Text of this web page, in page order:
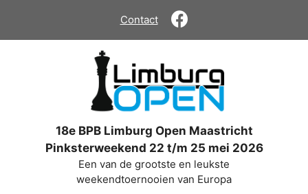
de
Contact
18e BPB Limburg Open Maastricht
Pinksterweekend 22 t/m 25 mei 2026
Een van de grootste en leukste
weekendtoernooien van Europa